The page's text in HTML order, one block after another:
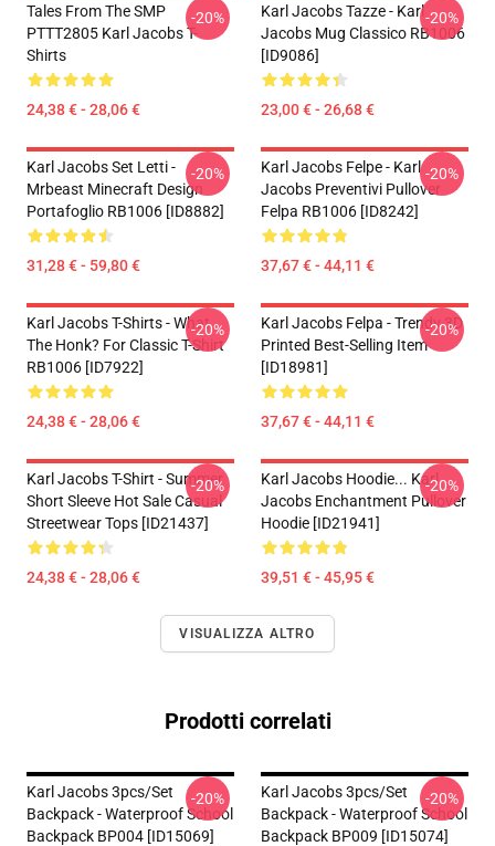
Tales From The SMP
PTTT2805 Karl Jacobs T-
Shirts
24,38 € - 28,06 €
-20%
Karl Jacobs Tazze - Karl
Jacobs Mug Classico RB1006
[ID9086]
23,00 € - 26,68 €
-20%
Karl Jacobs Set Letti -
Mrbeast Minecraft Design
Portafoglio RB1006 [ID8882]
31,28 € - 59,80 €
-20%
Karl Jacobs Felpe - Karl
Jacobs Preventivi Pullover
Felpa RB1006 [ID8242]
37,67 € - 44,11 €
-20%
Karl Jacobs T-Shirts - What
The Honk? For Classic T-Shirt
RB1006 [ID7922]
24,38 € - 28,06 €
-20%
Karl Jacobs Felpa - Trendy 3D
Printed Best-Selling Item
[ID18981]
37,67 € - 44,11 €
-20%
Karl Jacobs T-Shirt - Summer
Short Sleeve Hot Sale Casual
Streetwear Tops [ID21437]
24,38 € - 28,06 €
-20%
Karl Jacobs Hoodie... Karl
Jacobs Enchantment Pullover
Hoodie [ID21941]
39,51 € - 45,95 €
-20%
VISUALIZZA ALTRO
Prodotti correlati
Karl Jacobs 3pcs/set
Backpack - Waterproof School
Backpack BP004 [ID15069]
-20%
Karl Jacobs 3pcs/set
Backpack - Waterproof School
Backpack BP009 [ID15074]
-20%